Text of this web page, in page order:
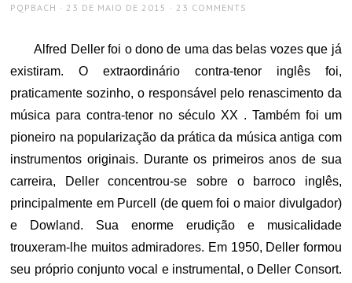
AUTHOR
PQPBACH
POSTED
23 DE MAIO DE 2015 23 COMMENTS
Alfred Deller foi o dono de uma das belas vozes que já
existiram. O extraordinário contra-tenor inglês foi,
praticamente sozinho, o responsável pelo renascimento da
música para contra-tenor no século XX . Também foi um
pioneiro na popularização da prática da música antiga com
instrumentos originais. Durante os primeiros anos de sua
carreira, Deller concentrou-se sobre o barroco inglês,
principalmente em Purcell (de quem foi o maior divulgador)
e Dowland. Sua enorme erudição e musicalidade
trouxeram-lhe muitos admiradores. Em 1950, Deller formou
seu próprio conjunto vocal e instrumental, o Deller Consort.